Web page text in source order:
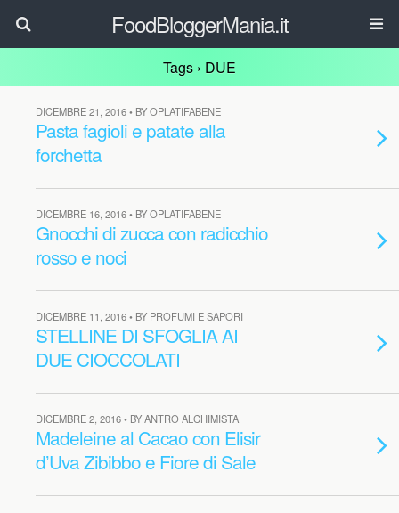
FoodBloggerMania.it
Tags › DUE
DICEMBRE 21, 2016 • BY OPLATIFABENE
Pasta fagioli e patate alla
forchetta
DICEMBRE 16, 2016 • BY OPLATIFABENE
Gnocchi di zucca con radicchio
rosso e noci
DICEMBRE 11, 2016 • BY PROFUMI E SAPORI
STELLINE DI SFOGLIA AI
DUE CIOCCOLATI
DICEMBRE 2, 2016 • BY ANTRO ALCHIMISTA
Madeleine al Cacao con Elisir
d’Uva Zibibbo e Fiore di Sale